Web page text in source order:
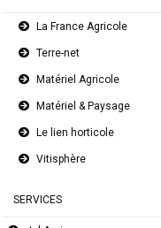
La France Agricole
Terre-net
Matériel Agricole
Matériel & Paysage
Le lien horticole
Vitisphère
SERVICES